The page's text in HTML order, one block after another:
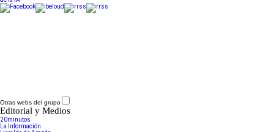
Otras webs del grupo
Editorial y Medios
20minutos
La Información